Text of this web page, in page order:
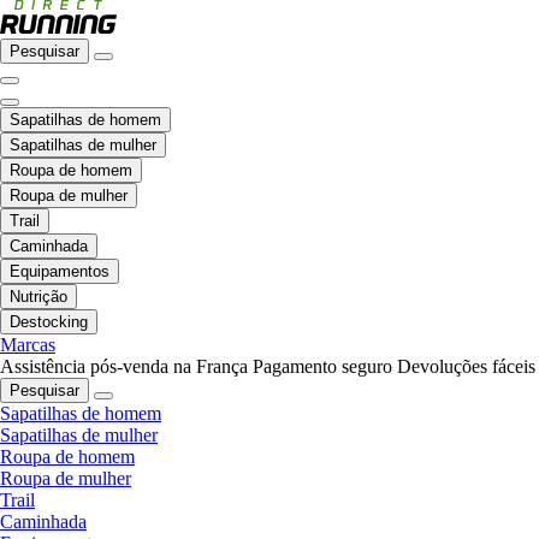
Pesquisar
Sapatilhas de homem
Sapatilhas de mulher
Roupa de homem
Roupa de mulher
Trail
Caminhada
Equipamentos
Nutrição
Destocking
Marcas
Assistência pós-venda na França Pagamento seguro Devoluções fáceis
Pesquisar
Sapatilhas de homem
Sapatilhas de mulher
Roupa de homem
Roupa de mulher
Trail
Caminhada